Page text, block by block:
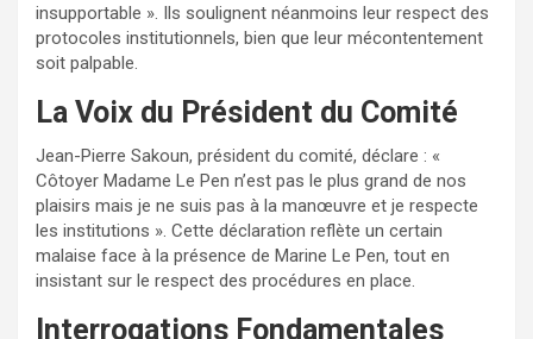
insupportable ». Ils soulignent néanmoins leur respect des
protocoles institutionnels, bien que leur mécontentement
soit palpable.
La Voix du Président du Comité
Jean-Pierre Sakoun, président du comité, déclare : «
Côtoyer Madame Le Pen n’est pas le plus grand de nos
plaisirs mais je ne suis pas à la manœuvre et je respecte
les institutions ». Cette déclaration reflète un certain
malaise face à la présence de Marine Le Pen, tout en
insistant sur le respect des procédures en place.
Interrogations Fondamentales